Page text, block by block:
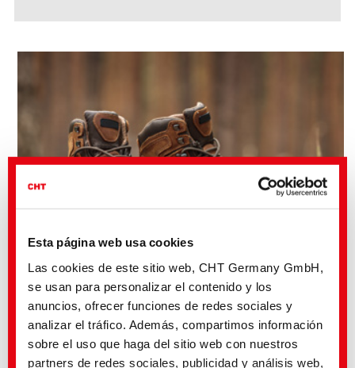
Esta página web usa cookies
Las cookies de este sitio web, CHT Germany GmbH,
se usan para personalizar el contenido y los
anuncios, ofrecer funciones de redes sociales y
analizar el tráfico. Además, compartimos información
sobre el uso que haga del sitio web con nuestros
partners de redes sociales, publicidad y análisis web,
Fase húmeda